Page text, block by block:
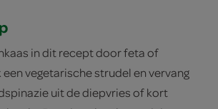
in dit recept door feta of
vegetarische strudel en vervang
uit de diepvries of kort